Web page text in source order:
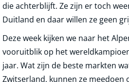
die achterblijft. Ze zijn er toch
Duitland en daar willen ze geen
Deze week kijken we naar het
vooruitblik op het
jaar. Wat zijn de beste markten
Zwitserland, kunnen ze meedoen